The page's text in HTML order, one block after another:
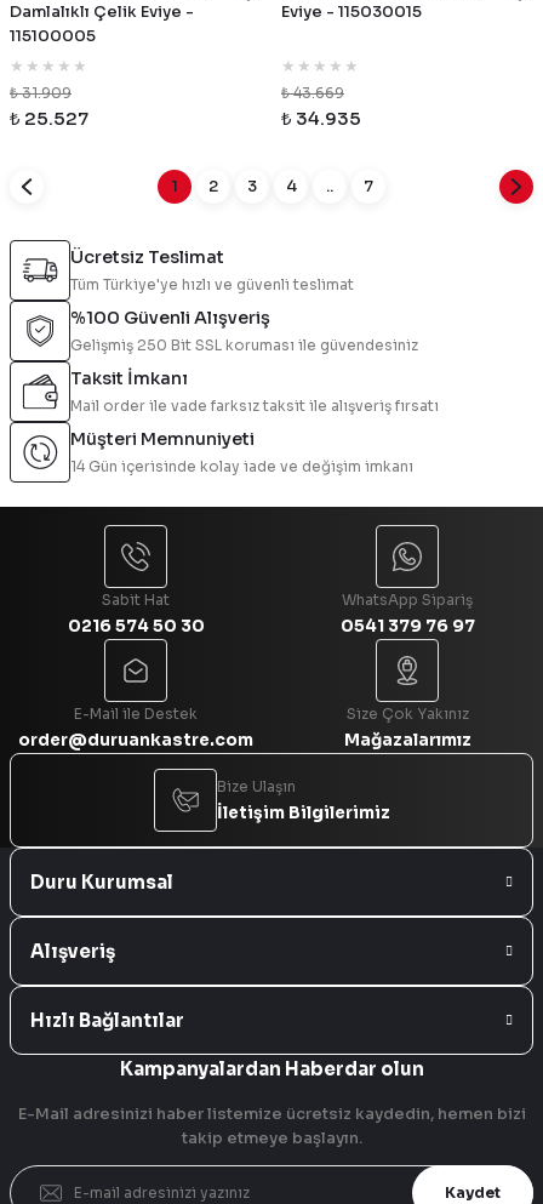
Damlalıklı Çelik Eviye -
115100005
₺ 31.909
₺ 25.527
Eviye - 115030015
₺ 43.669
₺ 34.935
1 2 3 4 .. 7
Ücretsiz Teslimat
Tüm Türkiye'ye hızlı ve güvenli teslimat
%100 Güvenli Alışveriş
Gelişmiş 250 Bit SSL koruması ile güvendesiniz
Taksit İmkanı
Mail order ile vade farksız taksit ile alışveriş fırsatı
Müşteri Memnuniyeti
14 Gün içerisinde kolay iade ve değişim imkanı
Sabit Hat
0216 574 50 30
WhatsApp Sipariş
0541 379 76 97
E-Mail ile Destek
order@duruankastre.com
Size Çok Yakınız
Mağazalarımız
Bize Ulaşın
İletişim Bilgilerimiz
Duru Kurumsal
Alışveriş
Hızlı Bağlantılar
Kampanyalardan Haberdar olun
E-Mail adresinizi haber listemize ücretsiz kaydedin, hemen bizi
takip etmeye başlayın.
Kaydet